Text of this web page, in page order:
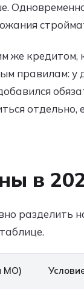
же кредитом,
правилам: у
в
разделить
МО)